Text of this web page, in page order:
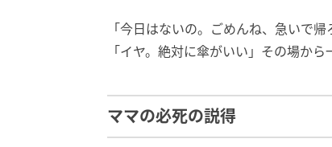
「今日はないの。ごめんね、急いで
「イヤ。絶対に傘がいい」その場か
ママの必死の説得